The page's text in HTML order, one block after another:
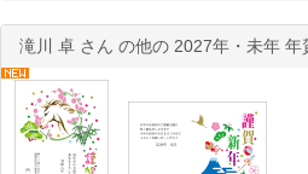
滝川 卓 さん の他の 2027年・未年 年